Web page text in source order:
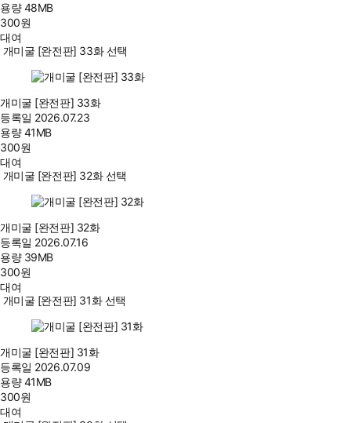
용량48MB
300원
대여
개미굴 [완전판] 33화 선택
개미굴 [완전판] 33화
등록일 2026.07.23
용량41MB
300원
대여
개미굴 [완전판] 32화 선택
개미굴 [완전판] 32화
등록일 2026.07.16
용량 39MB
300원
대여
개미굴 [완전판] 31화 선택
개미굴 [완전판] 31화
등록일 2026.07.09
용량41MB
300원
대여